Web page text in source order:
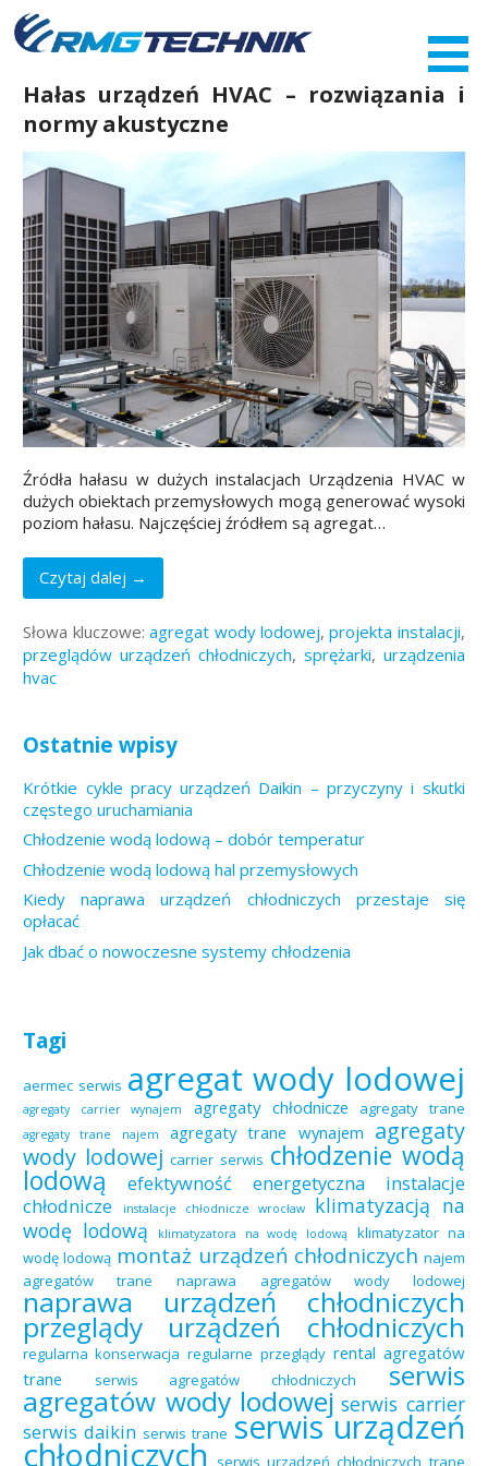
Przejdź
do
zawartości
Hałas urządzeń HVAC – rozwiązania i
normy akustyczne
Źródła hałasu w dużych instalacjach Urządzenia HVAC w
dużych obiektach przemysłowych mogą generować wysoki
poziom hałasu. Najczęściej źródłem są agregat…
Czytaj dalej →
Słowa kluczowe:agregat wody lodowej,projekta instalacji,
przeglądów urządzeń chłodniczych, sprężarki, urządzenia
hvac
Ostatnie wpisy
Krótkie cykle pracy urządzeń Daikin – przyczyny i skutki
częstego uruchamiania
Chłodzenie wodą lodową – dobór temperatur
Chłodzenie wodą lodową hal przemysłowych
Kiedy naprawa urządzeń chłodniczych przestaje się
opłacać
Jak dbać o nowoczesne systemy chłodzenia
Tagi
aermec serwis agregat wody lodowej
agregaty carrier wynajem agregaty chłodnicze agregaty trane
agregaty trane najem agregaty trane wynajem agregaty
wody lodowej carrier serwis chłodzenie wodą
lodową efektywność energetyczna
instalacje
chłodnicze
instalacje chłodnicze wrocław
klimatyzacją na
wodę lodową
klimatyzatora na wodę lodową
klimatyzator na
wodę lodową montaż urządzeń chłodniczych najem
agregatów trane
naprawa agregatów wody lodowej
naprawa urządzeń chłodniczych
przeglądy urządzeń chłodniczych
regularna konserwacja regularne przeglądy rental agregatów
trane
serwis agregatów chłodniczych serwis
agregatów wody lodowej serwis carrier
serwis daikin serwis trane serwis urządzeń
chłodniczych serwis urządzeń chłodniczych trane